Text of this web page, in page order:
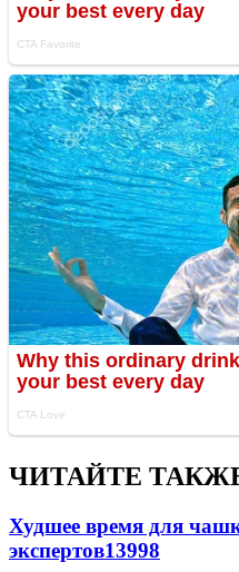
ЧИТАЙТЕ
Худшее время для
экспертов13998